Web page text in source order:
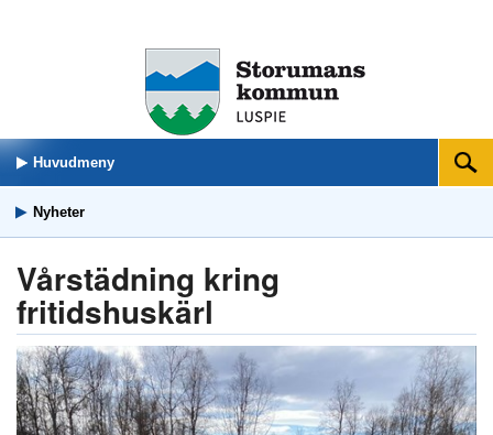
Huvudmeny Sök
Nyheter
Vårstädning kring
fritidshuskärl